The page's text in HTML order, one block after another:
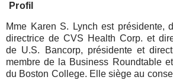
Profil
Mme Karen S. Lynch est présidente,
directrice de CVS Health Corp. et
de U.S. Bancorp, présidente et
membre de la Business Roundtable
du Boston College. Elle siège au